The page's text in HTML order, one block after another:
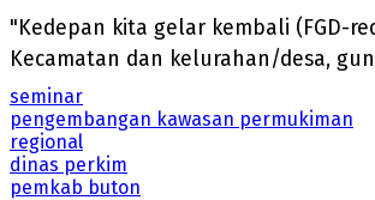
"Kedepan kita gelar kembali (FGD-
Kecamatan dan kelurahan/desa,
seminar
pengembangan kawasan permukiman
regional
dinas perkim
pemkab buton